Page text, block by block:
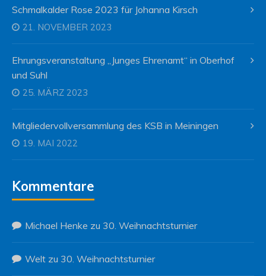
Schmalkalder Rose 2023 für Johanna Kirsch
21. NOVEMBER 2023
Ehrungsveranstaltung „Junges Ehrenamt“ in Oberhof
und Suhl
25. MÄRZ 2023
Mitgliedervollversammlung des KSB in Meiningen
19. MAI 2022
Kommentare
Michael Henke zu 30. Weihnachtsturnier
Welt zu 30. Weihnachtsturnier